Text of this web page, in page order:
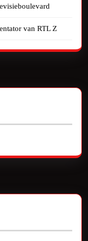
van RTL Z